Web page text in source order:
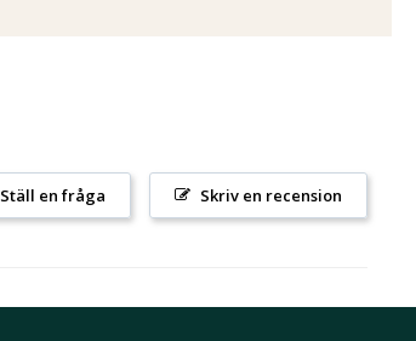
Skriv en recension
Ställ en fråga